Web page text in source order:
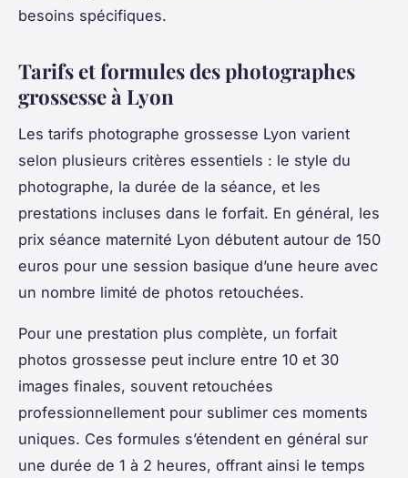
besoins spécifiques.
Tarifs et formules des photographes
grossesse à Lyon
Les tarifs photographe grossesse Lyon varient
selon plusieurs critères essentiels : le style du
photographe, la durée de la séance, et les
prestations incluses dans le forfait. En général, les
prix séance maternité Lyon débutent autour de 150
euros pour une session basique d’une heure avec
un nombre limité de photos retouchées.
Pour une prestation plus complète, un forfait
photos grossesse peut inclure entre 10 et 30
images finales, souvent retouchées
professionnellement pour sublimer ces moments
uniques. Ces formules s’étendent en général sur
une durée de 1 à 2 heures, offrant ainsi le temps